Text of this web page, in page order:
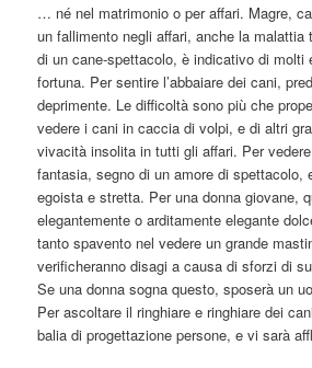
… né nel matrimonio o per affari. Magre,
un fallimento negli affari, anche la malattia
di un cane-spettacolo, è indicativo di
fortuna. Per sentire l’abbaiare dei cani,
deprimente. Le difficoltà sono più che
vedere i cani in caccia di volpi, e di altri
vivacità insolita in tutti gli affari. Per
fantasia, segno di un amore di spettacolo,
egoista e stretta. Per una donna giovane,
elegantemente o arditamente elegante
tanto spavento nel vedere un grande
verificheranno disagi a causa di sforzi di
Se una donna sogna questo, sposerà un
Per ascoltare il ringhiare e ringhiare dei
balia di progettazione persone, e vi sarà